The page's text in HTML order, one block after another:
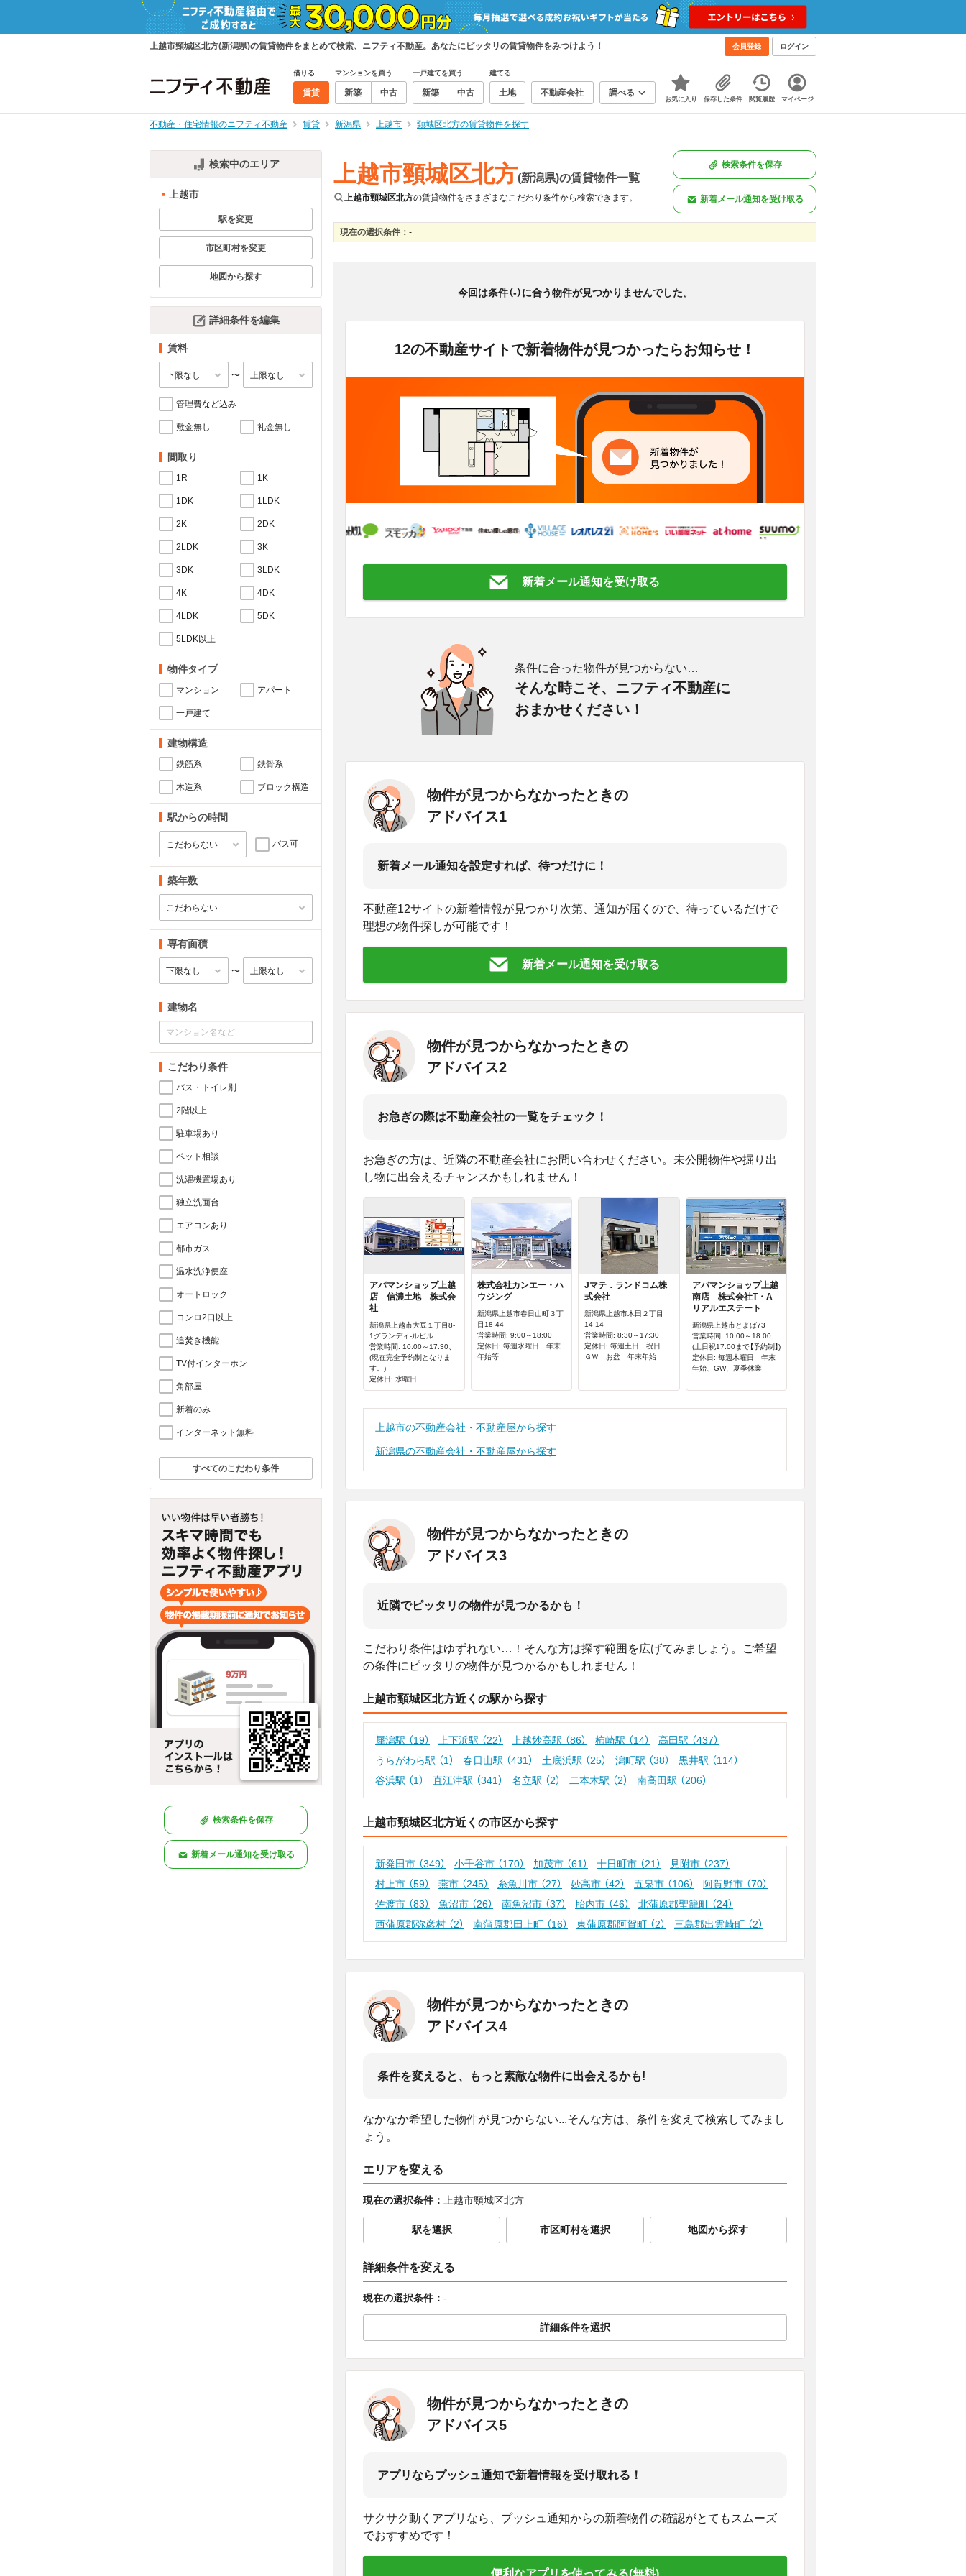
上越市頸城区北方(新潟県)の賃貸物件をまとめて検索、ニフティ不動産。あなたにピッタリの賃貸物件をみつけよう！ 会員登録 ログイン
借りる
賃貸
マンションを買う
新築 中古
一戸建てを買う
新築 中古
建てる
土地 不動産会社 調べる
お気に入り 保存した条件 閲覧履歴 マイページ
不動産・住宅情報のニフティ不動産 賃貸 新潟県 上越市 頸城区北方の賃貸物件を探す
検索中のエリア
上越市
駅を変更
市区町村を変更
地図から探す
詳細条件を編集
賃料
〜
管理費など込み
敷金無し 礼金無し
間取り
1R 1K
1DK 1LDK
2K 2DK
2LDK 3K
3DK 3LDK
4K 4DK
4LDK 5DK
5LDK以上
物件タイプ
マンション アパート
一戸建て
建物構造
鉄筋系 鉄骨系
木造系 ブロック構造
駅からの時間
バス可
築年数
専有面積
〜
建物名
こだわり条件
バス・トイレ別
2階以上
駐車場あり
ペット相談
洗濯機置場あり
独立洗面台
エアコンあり
都市ガス
温水洗浄便座
オートロック
コンロ2口以上
追焚き機能
TV付インターホン
角部屋
新着のみ
インターネット無料
すべてのこだわり条件
検索条件を保存
新着メール通知を受け取る
上越市頸城区北方(新潟県)の賃貸物件一覧
上越市頸城区北方の賃貸物件をさまざまなこだわり条件から検索できます。
検索条件を保存
新着メール通知を受け取る
現在の選択条件： -
<
今回は条件（-）に合う物件が見つかりませんでした。
12の不動産サイトで新着物件が見つかったらお知らせ！
新着メール通知を受け取る
条件に合った物件が見つからない…
そんな時こそ、ニフティ不動産に
おまかせください！
物件が見つからなかったときの
アドバイス1
新着メール通知を設定すれば、待つだけに！
不動産12サイトの新着情報が見つかり次第、通知が届くので、待っているだけで
理想の物件探しが可能です！
新着メール通知を受け取る
物件が見つからなかったときの
アドバイス2
お急ぎの際は不動産会社の一覧をチェック！
お急ぎの方は、近隣の不動産会社にお問い合わせください。未公開物件や掘り出
し物に出会えるチャンスかもしれません！
アパマンショップ上越
店 信濃土地 株式会
社
新潟県上越市大豆１丁目8-
1グランディ-ルビル
営業時間: 10:00～17:30、
(現在完全予約制となりま
す。)
定休日: 水曜日
株式会社カンエー・ハ
ウジング
新潟県上越市春日山町３丁
目18-44
営業時間: 9:00～18:00
定休日: 毎週水曜日 年末
年始等
Jマテ．ランドコム株
式会社
新潟県上越市木田２丁目
14-14
営業時間: 8:30～17:30
定休日: 毎週土日 祝日
ＧＷ お盆 年末年始
アパマンショップ上越
南店 株式会社T・A
リアルエステート
新潟県上越市とよば73
営業時間: 10:00～18:00、
(土日祝17:00まで【予約制】)
定休日: 毎週木曜日 年末
年始、GW、夏季休業
上越市の不動産会社・不動産屋から探す
新潟県の不動産会社・不動産屋から探す
物件が見つからなかったときの
アドバイス3
近隣でピッタリの物件が見つかるかも！
こだわり条件はゆずれない…！そんな方は探す範囲を広げてみましょう。ご希望
の条件にピッタリの物件が見つかるかもしれません！
上越市頸城区北方近くの駅から探す
犀潟駅 （19） 上下浜駅 （22） 上越妙高駅 （86） 柿崎駅 （14） 高田駅 （437）
うらがわら駅 （1） 春日山駅 （431） 土底浜駅 （25） 潟町駅 （38） 黒井駅 （114）
谷浜駅 （1） 直江津駅 （341） 名立駅 （2） 二本木駅 （2） 南高田駅 （206）
上越市頸城区北方近くの市区から探す
新発田市 （349） 小千谷市 （170） 加茂市 （61） 十日町市 （21） 見附市 （237）
村上市 （59） 燕市 （245） 糸魚川市 （27） 妙高市 （42） 五泉市 （106） 阿賀野市 （70）
佐渡市 （83） 魚沼市 （26） 南魚沼市 （37） 胎内市 （46） 北蒲原郡聖籠町 （24）
西蒲原郡弥彦村 （2） 南蒲原郡田上町 （16） 東蒲原郡阿賀町 （2） 三島郡出雲崎町 （2）
物件が見つからなかったときの
アドバイス4
条件を変えると、もっと素敵な物件に出会えるかも!
なかなか希望した物件が見つからない...そんな方は、条件を変えて検索してみまし
ょう。
エリアを変える
現在の選択条件： 上越市頸城区北方
駅を選択 市区町村を選択 地図から探す
詳細条件を変える
現在の選択条件： -
詳細条件を選択
物件が見つからなかったときの
アドバイス5
アプリならプッシュ通知で新着情報を受け取れる！
サクサク動くアプリなら、プッシュ通知からの新着物件の確認がとてもスムーズ
でおすすめです！
便利なアプリを使ってみる(無料)